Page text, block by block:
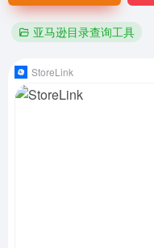
亚马逊目录查询工具
StoreLink